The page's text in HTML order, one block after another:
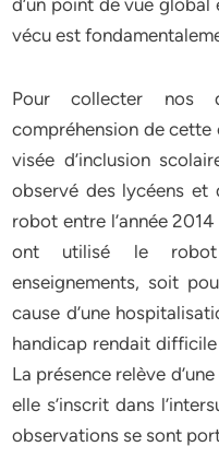
d’un point de vue
vécu est
Pour collecter nos
compréhension de cette
visée d’inclusion
observé des lycéens et
robot entre l’année
ont utilisé le
enseignements, soit
cause d’une
handicap rendait
La présence relève
elle s’inscrit dans
observations se sont